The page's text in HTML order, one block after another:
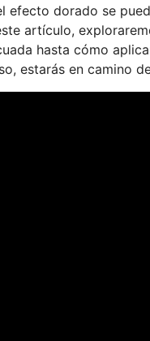
efecto dorado se
artículo,
hasta cómo
estarás en camino